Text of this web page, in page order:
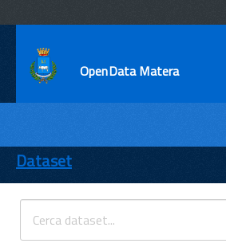
OpenData Matera
ENTI
TEMI
INFORMAZIONI
Dataset